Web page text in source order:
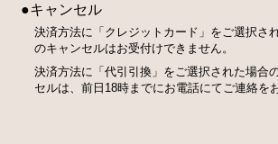
●キャンセル
決済方法に「クレジットカード」をご選択さ
のキャンセルはお受付けできません。
決済方法に「代引引換」をご選択された場合
セルは、前日18時までにお電話にてご連絡を